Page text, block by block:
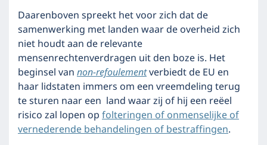
Daarenboven spreekt het voor zich dat de
samenwerking met landen waar de overheid zich
niet houdt aan de relevante
mensenrechtenverdragen uit den boze is. Het
beginsel vannon-refoulementverbiedt de EU en
haar lidstaten immers om een vreemdeling terug
te sturen naar een land waar zij of hij een reëel
risico zal lopen opfolteringen of onmenselijke of
vernederende behandelingen of bestraffingen.